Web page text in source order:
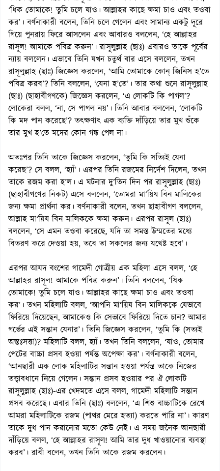
‘ধিক তোমাকে! তুমি চলে যাও। আল্লাহর কাছে ক্ষমা চাও এবং তওবা
কর’। বর্ণনাকারী বলেন, তিনি চলে গেলেন এবং সামান্য একটু দূরে
গিয়ে পুনরায় ফিরে আসলেন এবং আবারও বললেন, ‘হে আল্লাহর
রাসূল! আমাকে পবিত্র করুন’। রাসূলুল্লাহ (ছাঃ) এবারও তাকে পূর্বের
ন্যায় বললেন। এভাবে তিনি যখন চতুর্থ বার এসে বললেন, তখন
রাসূলুল্লাহ (ছাঃ)-জিজ্ঞেস করলেন, ‘আমি তোমাকে কোন্ জিনিস হ’তে
পবিত্র করব’? তিনি বললেন, ‘যেনা হ’তে’। তার কথা শুনে রাসূলুল্লাহ
(ছাঃ) (ছাহাবীগণকে) জিজ্ঞেস করলেন, ‘এ লোকটি কি পাগল’?
লোকেরা বলল, ‘না, সে পাগল নয়’। তিনি আবার বললেন, ‘লোকটি
কি মদ পান করেছে’? তৎক্ষণাৎ এক ব্যক্তি দাঁড়িয়ে তার মুখ শুঁকে
তার মুখ হ’তে মদের কোন গন্ধ পেল না।
অতঃপর তিনি তাকে জিজ্ঞেস করলেন, ‘তুমি কি সত্যিই যেনা
করেছ’? সে বলল, ‘হ্যাঁ’। এরপর তিনি রজমের নির্দেশ দিলেন, তখন
তাকে রজম করা হ’ল। এ ঘটনার দু’তিন দিন পর রাসূলুল্লাহ (ছাঃ)
(ছাহাবীগণের নিকট) এসে বললেন, ‘তোমরা মা‘য়িয বিন মালিকের
জন্য ক্ষমা প্রার্থনা কর। বর্ণনাকারী বলেন, তখন ছাহাবীগণ বললেন,
আল্লাহ মা‘য়িয বিন মালিককে ক্ষমা করুন। এরপর রাসূল (ছাঃ)
বললেন, ‘সে এমন তওবা করেছে, যদি তা সমস্ত উম্মতের মধ্যে
বিতরণ করে দেওয়া হয়, তবে তা সকলের জন্য যথেষ্ট হবে’।
এরপর আযদ বংশের গামেদী গোত্রীয় এক মহিলা এসে বলল, ‘হে
আল্লাহর রাসূল! আমাকে পবিত্র করুন’। তিনি বললেন, ‘ধিক
তোমাকে! তুমি চলে যাও। আল্লাহর কাছে ক্ষমা চাও এবং তওবা
কর’। তখন মহিলাটি বলল, ‘আপনি মা‘য়িয বিন মালিককে যেভাবে
ফিরিয়ে দিয়েছেন, আমাকেও কি সেভাবে ফিরিয়ে দিতে চান? আমার
গর্ভের এই সন্তান যেনার’। তিনি জিজ্ঞেস করলেন, ‘তুমি কি (সত্যই
অন্তঃসত্তা)? মহিলাটি বলল, হ্যাঁ। তখন তিনি বললেন, ‘যাও, তোমার
পেটের বাচ্চা প্রসব হওয়া পর্যন্ত অপেক্ষা কর’। বর্ণনাকারী বলেন,
‘আনছারী এক লোক মহিলাটির সন্তান হওয়া পর্যন্ত তাকে নিজের
তত্ত্বাবধানে নিয়ে গেলেন। সন্তান প্রসব হওয়ার পর ঐ লোকটি
রাসূলুল্লাহ (ছাঃ)-এর খেদমতে এসে বলল, গামেদী মহিলাটি সন্তান
প্রসব করেছে। এবার তিনি (ছাঃ) বললেন, ‘এ শিশু বাচ্চাটিকে রেখে
আমরা মহিলাটিকে রজম (পাথর মেরে হত্যা) করতে পারি না’। কারণ
তাকে দুধ পান করানোর মতো কেউ নেই। এ সময় জনৈক আনছারী
দাঁড়িয়ে বলল, ‘হে আল্লাহর রাসূল! আমি তার দুধ খাওয়ানোর ব্যবস্থা
করব’। রাবী বলেন, তখন তিনি তাকে রজম করলেন।